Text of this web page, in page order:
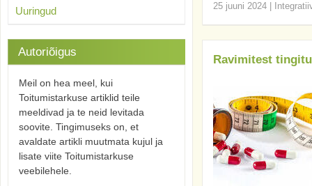
25 juuni 2024
Ravimitest
Uuringud
Autoriõigus
Meil on hea meel, kui
Toitumistarkuse artiklid teile
meeldivad ja te neid levitada
soovite. Tingimuseks on, et
avaldate artikli muutmata kujul ja
lisate viite Toitumistarkuse
veebilehele.